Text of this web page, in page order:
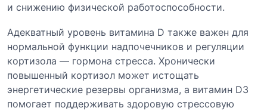
и снижению физической работоспособности.
Адекватный уровень витамина D также важен для
нормальной функции надпочечников и регуляции
кортизола — гормона стресса. Хронически
повышенный кортизол может истощать
энергетические резервы организма, а витамин D3
помогает поддерживать здоровую стрессовую